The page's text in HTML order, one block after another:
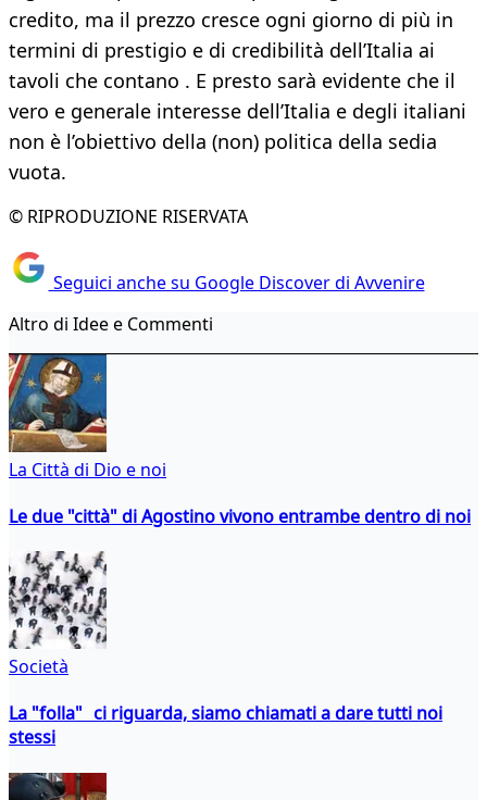
credito, ma il prezzo cresce ogni giorno di più in
termini di prestigio e di credibilità dell’Italia ai
tavoli che contano . E presto sarà evidente che il
vero e generale interesse dell’Italia e degli italiani
non è l’obiettivo della (non) politica della sedia
vuota.
© RIPRODUZIONE RISERVATA
Seguici anche su Google Discover di Avvenire
Altro di Idee e Commenti
La Città di Dio e noi
Le due "città" di Agostino vivono entrambe dentro di noi
Società
La "folla" ci riguarda, siamo chiamati a dare tutti noi
stessi